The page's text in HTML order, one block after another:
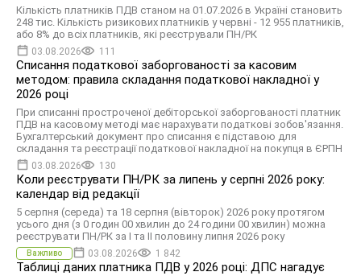
Кількість платників ПДВ станом на 01.07.2026 в Україні становить
248 тис. Кількість ризикових платників у червні - 12 955 платників,
або 8% до всіх платників, які реєстрували ПН/РК
03.08.2026 111
Списання податкової заборгованості за касовим
методом: правила складання податкової накладної у
2026 році
При списанні простроченої дебіторської заборгованості платник
ПДВ на касовому методі має нарахувати податкові зобов'язання.
Бухгалтерський документ про списання є підставою для
складання та реєстрації податкової накладної на покупця в ЄРПН
03.08.2026 130
Коли реєструвати ПН/РК за липень у серпні 2026 року:
календар від редакції
5 серпня (середа) та 18 серпня (вівторок) 2026 року протягом
усього дня (з 0 годин 00 хвилин до 24 години 00 хвилин) можна
реєструвати ПН/РК за І та ІІ половину липня 2026 року
Важливо 03.08.2026 1 842
Таблиці даних платника ПДВ у 2026 році: ДПС нагадує